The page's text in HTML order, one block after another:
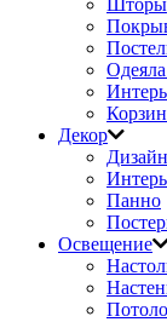
Шторы
Декор
Панно
Освещение